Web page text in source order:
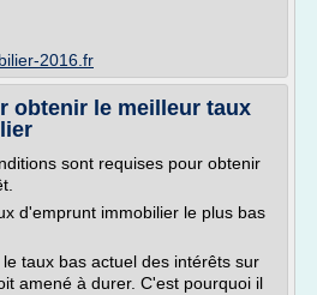
2016.fr
obtenir le meilleur taux
sont requises pour obtenir
d'emprunt immobilier le plus bas
taux bas actuel des intérêts sur
amené à durer. C'est pourquoi il